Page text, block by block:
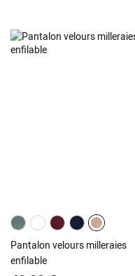
Pantalon velours milleraies
enfilable